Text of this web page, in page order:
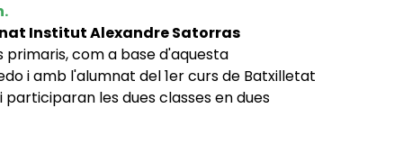
Institut Alexandre Satorras
com a base d'aquesta
i amb l'alumnat del 1er curs de Batxilletat
les dues classes en dues